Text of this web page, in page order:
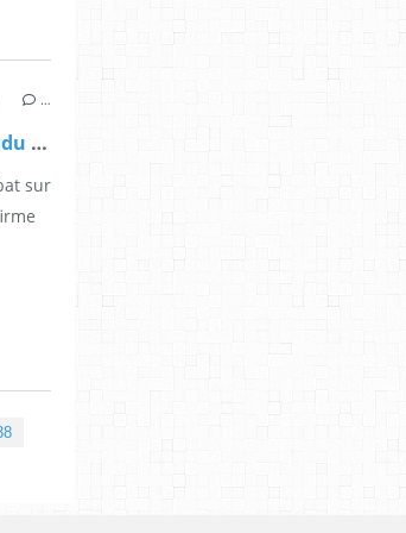
…
> Grand Paris: un compte rendu du débat de l'amif
sur